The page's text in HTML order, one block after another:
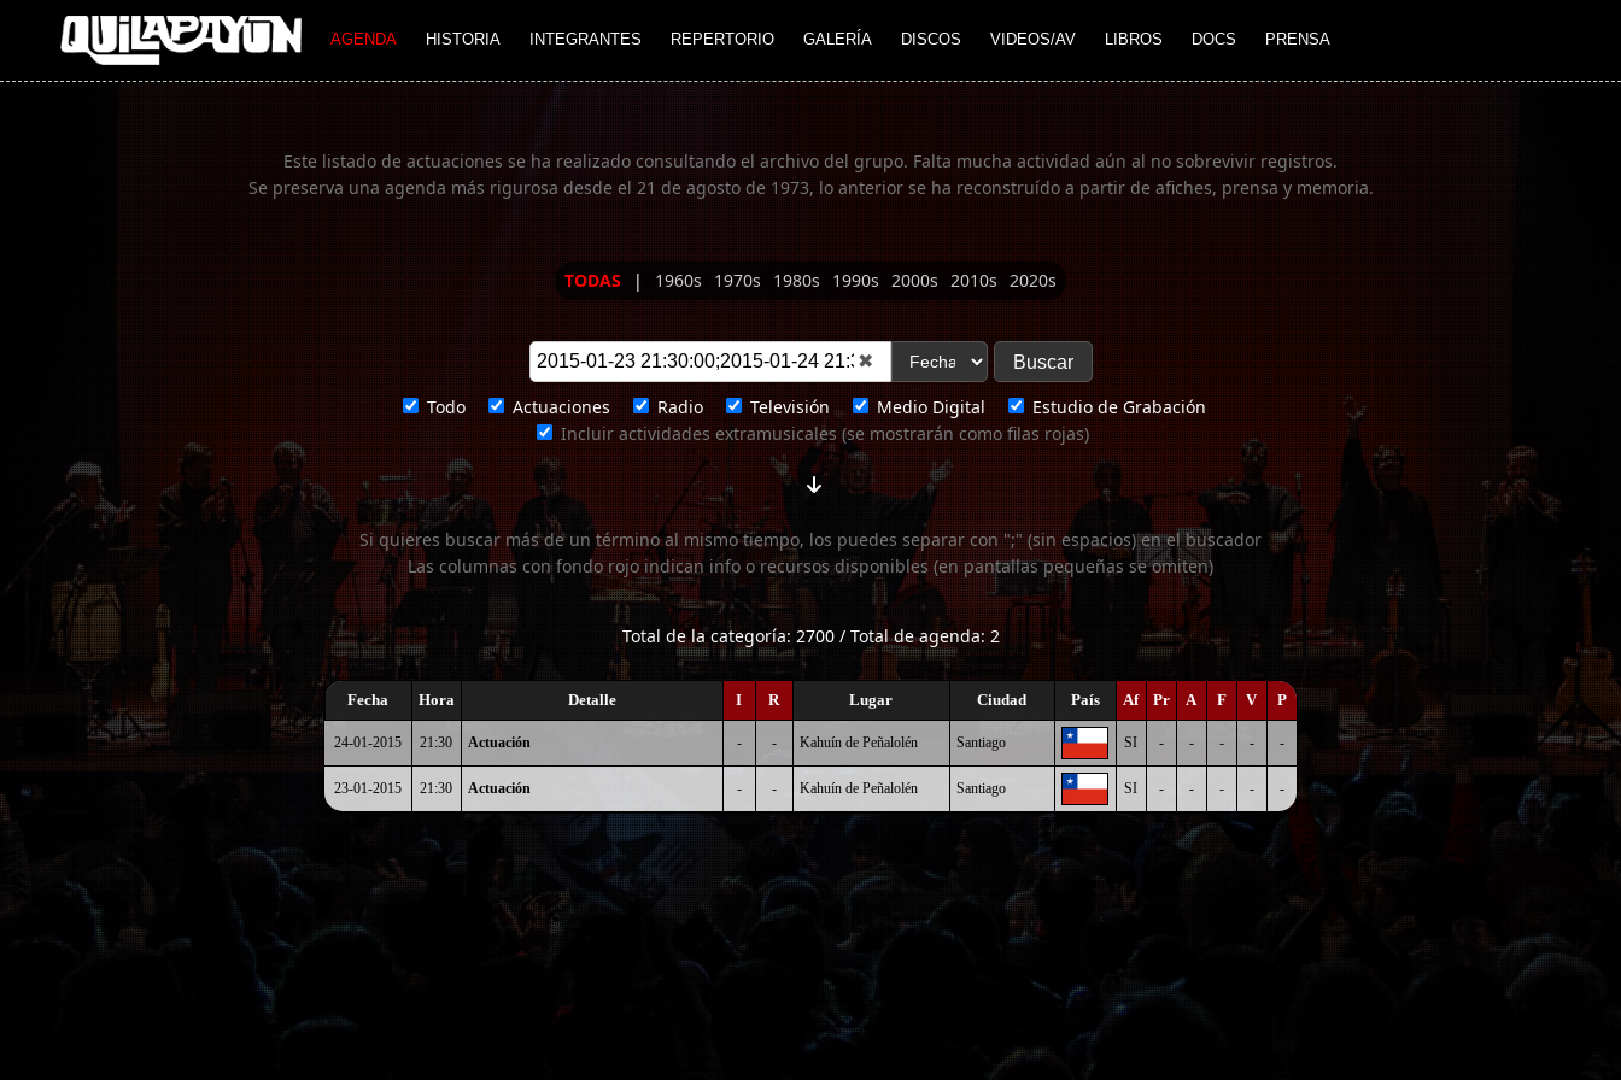
AGENDA HISTORIA INTEGRANTES REPERTORIO GALERÍA DISCOS VIDEOS/AV LIBROS DOCS PRENSA
Imagen 01
Este listado de actuaciones se ha realizado consultando el archivo del grupo. Falta mucha actividad aún al no sobrevivir registros.
Se preserva una agenda más rigurosa desde el 21 de agosto de 1973, lo anterior se ha reconstruído a partir de afiches, prensa y memoria.
TODAS | 1960s 1970s 1980s 1990s 2000s 2010s 2020s
✖
Todo Actuaciones Radio Televisión Medio Digital
Estudio de Grabación
Incluir actividades extramusicales (se mostrarán como filas rojas)
Si quieres buscar más de un término al mismo tiempo, los puedes separar con ";" (sin espacios) en el buscador
Las columnas con fondo rojo indican info o recursos disponibles (en pantallas pequeñas se omiten)
Total de la categoría: 2700 / Total de agenda: 2
Fecha Hora Detalle I R Lugar Ciudad País Af Pr A F V P
24-01-2015 21:30 Actuación - - Kahuín de Peñalolén Santiago SI - - - - -
23-01-2015 21:30 Actuación - - Kahuín de Peñalolén Santiago SI - - - - -